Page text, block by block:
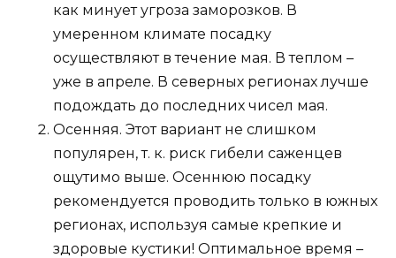
как минует угроза заморозков. В
умеренном климате посадку
осуществляют в течение мая. В теплом –
уже в апреле. В северных регионах лучше
подождать до последних чисел мая.
Осенняя. Этот вариант не слишком
популярен, т. к. риск гибели саженцев
ощутимо выше. Осеннюю посадку
рекомендуется проводить только в южных
регионах, используя самые крепкие и
здоровые кустики! Оптимальное время –